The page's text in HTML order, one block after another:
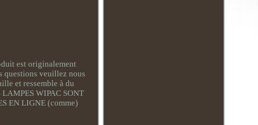
est originalement
questions veuillez nous
et ressemble à du
WIPAC SONT
EN LIGNE (comme)